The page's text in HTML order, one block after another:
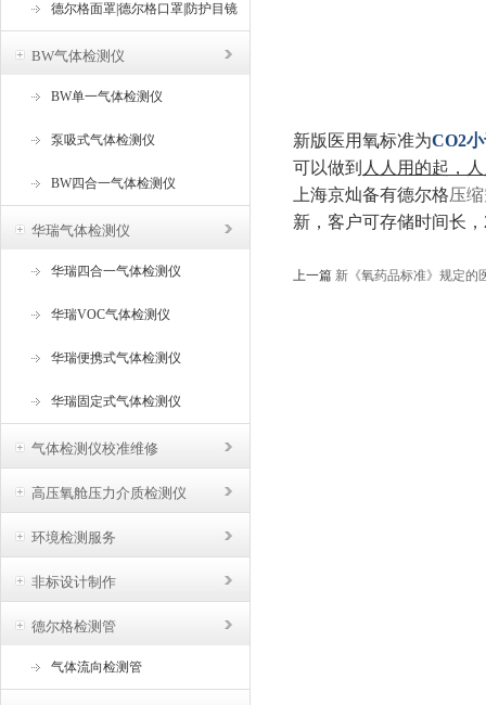
德尔格面罩|德尔格口罩|防护目镜
BW气体检测仪
BW单一气体检测仪
泵吸式气体检测仪
BW四合一气体检测仪
华瑞气体检测仪
华瑞四合一气体检测仪
华瑞VOC气体检测仪
华瑞便携式气体检测仪
华瑞固定式气体检测仪
气体检测仪校准维修
高压氧舱压力介质检测仪
环境检测服务
非标设计制作
德尔格检测管
气体流向检测管
新版医用氧标准为CO2
可以做到 人人用的起，
上海京灿备有德尔格压
新，客户可存储时间长
上一篇 新《氧药品标准》规定的